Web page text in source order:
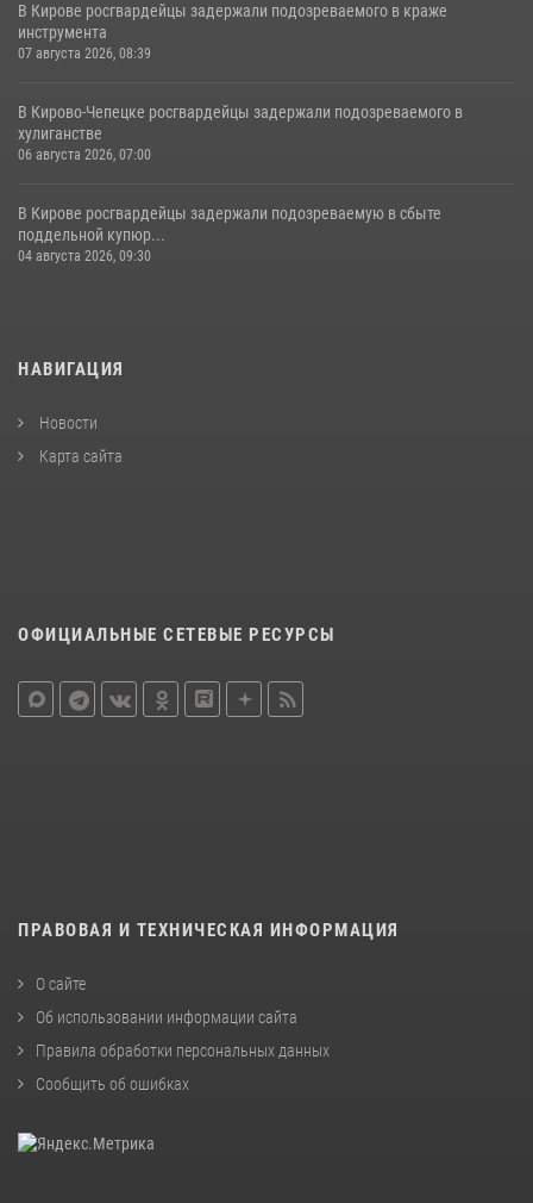
В Кирове росгвардейцы задержали подозреваемого в краже
инструмента
07 августа 2026, 08:39
В Кирово-Чепецке росгвардейцы задержали подозреваемого в
хулиганстве
06 августа 2026, 07:00
В Кирове росгвардейцы задержали подозреваемую в сбыте
поддельной купюр...
04 августа 2026, 09:30
НАВИГАЦИЯ
Новости
Карта сайта
ОФИЦИАЛЬНЫЕ СЕТЕВЫЕ РЕСУРСЫ
ПРАВОВАЯ И ТЕХНИЧЕСКАЯ ИНФОРМАЦИЯ
О сайте
Об использовании информации сайта
Правила обработки персональных данных
Сообщить об ошибках